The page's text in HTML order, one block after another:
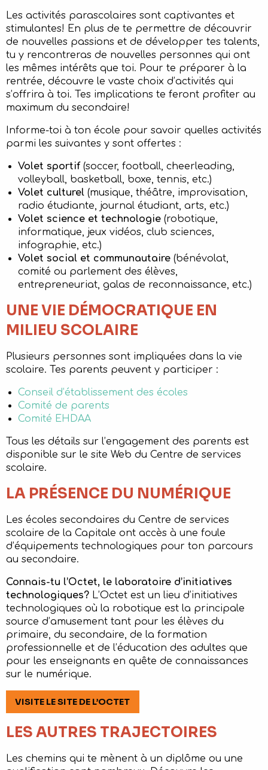
Les activités parascolaires sont captivantes et
stimulantes! En plus de te permettre de découvrir
de nouvelles passions et de développer tes talents,
tu y rencontreras de nouvelles personnes qui ont
les mêmes intérêts que toi. Pour te préparer à la
rentrée, découvre le vaste choix d’activités qui
s’offrira à toi. Tes implications te feront profiter au
maximum du secondaire!
Informe-toi à ton école pour savoir quelles activités
parmi les suivantes y sont offertes :
Volet sportif (soccer, football, cheerleading,
volleyball, basketball, boxe, tennis, etc.)
Volet culturel (musique, théâtre, improvisation,
radio étudiante, journal étudiant, arts, etc.)
Volet science et technologie (robotique,
informatique, jeux vidéos, club sciences,
infographie, etc.)
Volet social et communautaire (bénévolat,
comité ou parlement des élèves,
entrepreneuriat, galas de reconnaissance, etc.)
UNE VIE DÉMOCRATIQUE EN
MILIEU SCOLAIRE
Plusieurs personnes sont impliquées dans la vie
scolaire. Tes parents peuvent y participer :
Conseil d’établissement des écoles
Comité de parents
Comité EHDAA
Tous les détails sur l’engagement des parents est
disponible sur le site Web du Centre de services
scolaire.
LA PRÉSENCE DU NUMÉRIQUE
Les écoles secondaires du Centre de services
scolaire de la Capitale ont accès à une foule
d’équipements technologiques pour ton parcours
au secondaire.
Connais-tu l’Octet, le laboratoire d’initiatives
technologiques? L’Octet est un lieu d’initiatives
technologiques où la robotique est la principale
source d’amusement tant pour les élèves du
primaire, du secondaire, de la formation
professionnelle et de l’éducation des adultes que
pour les enseignants en quête de connaissances
sur le numérique.
VISITE LE SITE DE L’OCTET
LES AUTRES TRAJECTOIRES
Les chemins qui te mènent à un diplôme ou une